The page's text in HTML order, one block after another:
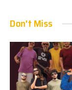
Don't Miss